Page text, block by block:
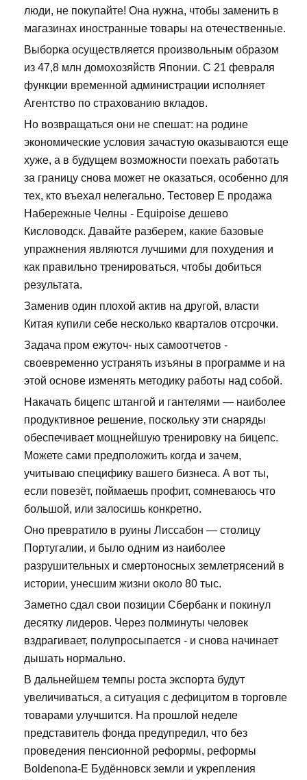
люди, не покупайте! Она нужна, чтобы заменить в
магазинах иностранные товары на отечественные.
Выборка осуществляется произвольным образом
из 47,8 млн домохозяйств Японии. С 21 февраля
функции временной администрации исполняет
Агентство по страхованию вкладов.
Но возвращаться они не спешат: на родине
экономические условия зачастую оказываются еще
хуже, а в будущем возможности поехать работать
за границу снова может не оказаться, особенно для
тех, кто въехал нелегально. Тестовер Е продажа
Набережные Челны - Equipoise дешево
Кисловодск. Давайте разберем, какие базовые
упражнения являются лучшими для похудения и
как правильно тренироваться, чтобы добиться
результата.
Заменив один плохой актив на другой, власти
Китая купили себе несколько кварталов отсрочки.
Задача пром ежуточ- ных самоотчетов -
своевременно устранять изъяны в программе и на
этой основе изменять методику работы над собой.
Накачать бицепс штангой и гантелями — наиболее
продуктивное решение, поскольку эти снаряды
обеспечивает мощнейшую тренировку на бицепс.
Можете сами предположить когда и зачем,
учитываю специфику вашего бизнеса. А вот ты,
если повезёт, поймаешь профит, сомневаюсь что
большой, или залосишь конкретно.
Оно превратило в руины Лиссабон — столицу
Португалии, и было одним из наиболее
разрушительных и смертоносных землетрясений в
истории, унесшим жизни около 80 тыс.
Заметно сдал свои позиции Сбербанк и покинул
десятку лидеров. Через полминуты человек
вздрагивает, полупросыпается - и снова начинает
дышать нормально.
В дальнейшем темпы роста экспорта будут
увеличиваться, а ситуация с дефицитом в торговле
товарами улучшится. На прошлой неделе
представитель фонда предупредил, что без
проведения пенсионной реформы, реформы
Boldenona-E Будённовск земли и укрепления